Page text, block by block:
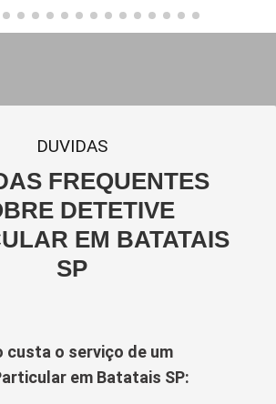
DUVIDAS
FREQUENTES
DETETIVE
EM BATATAIS
SP
custa o serviço de um
em Batatais SP: